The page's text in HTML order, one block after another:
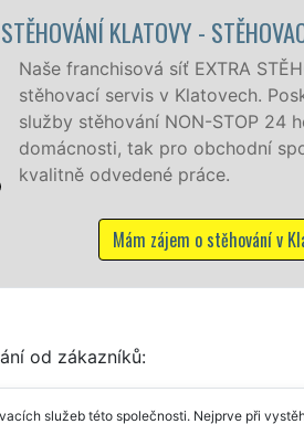
PRÁCE KLATOVY
vám zajišťuje kompletní
Poskytujeme profesionální a
24 hodin denně, 7 dní v týdnu jak
společnosti, a to levně a se
od zákazníků:
služeb této společnosti. Nejprve při